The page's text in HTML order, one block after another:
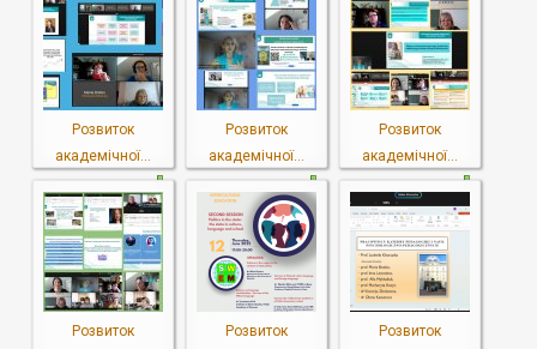
Розвиток
академічної...
Розвиток
академічної...
Розвиток
академічної...
Розвиток
Розвиток
Розвиток